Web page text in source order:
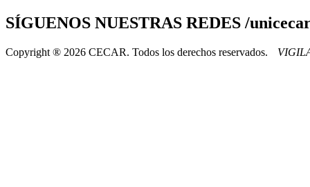
SÍGUENOS NUESTRAS REDES /
Copyright ® 2026 CECAR. Todos los derechos reservados.